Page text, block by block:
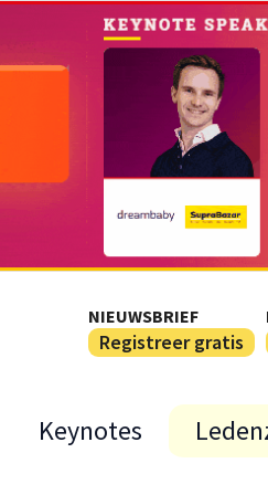
NIEUWSBRIEF
Registreer gratis
Keynotes